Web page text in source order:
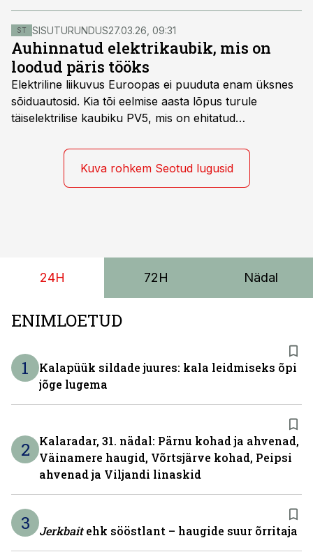
eluringist ja kommetest kirjutab Leili Järv. Lugu ilmus
esmakordselt Kalastajas nr 38.
ST SISUTURUNDUS27.03.26, 09:31
Auhinnatud elektrikaubik, mis on
loodud päris tööks
Elektriline liikuvus Euroopas ei puuduta enam üksnes
sõiduautosid. Kia tõi eelmise aasta lõpus turule
täiselektrilise kaubiku PV5, mis on ehitatud
platvormile e-GMP.s ja pakub hulgaliselt võimalusi
tarbesõiduki konfigureerimiseks. Kia PV5 on saadaval
kahe- ja kolmekohalise pakiautona, 5-kohalise
Kuva rohkem Seotud lugusid
24H 72H Nädal
ENIMLOETUD
1
Kalapüük sildade juures: kala leidmiseks õpi
jõge lugema
2
Kalaradar, 31. nädal: Pärnu kohad ja ahvenad,
Väinamere haugid, Võrtsjärve kohad, Peipsi
ahvenad ja Viljandi linaskid
3 Jerkbaitehk sööstlant – haugide suur õrritaja